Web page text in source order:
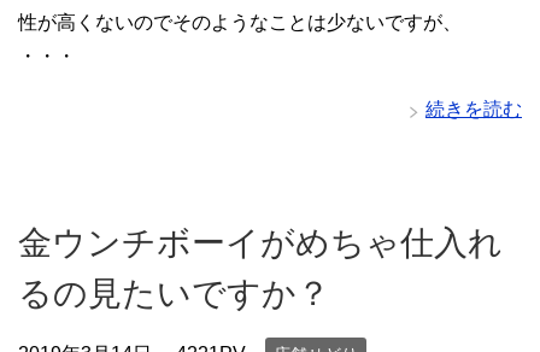
性が高くないのでそのようなことは少ないですが、
・・・
続きを読む
金ウンチボーイがめちゃ仕入れ
るの見たいですか？